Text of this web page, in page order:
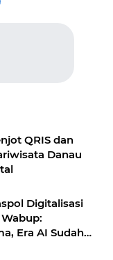
QRIS dan
Danau
Digitalisasi
Era AI Sudah